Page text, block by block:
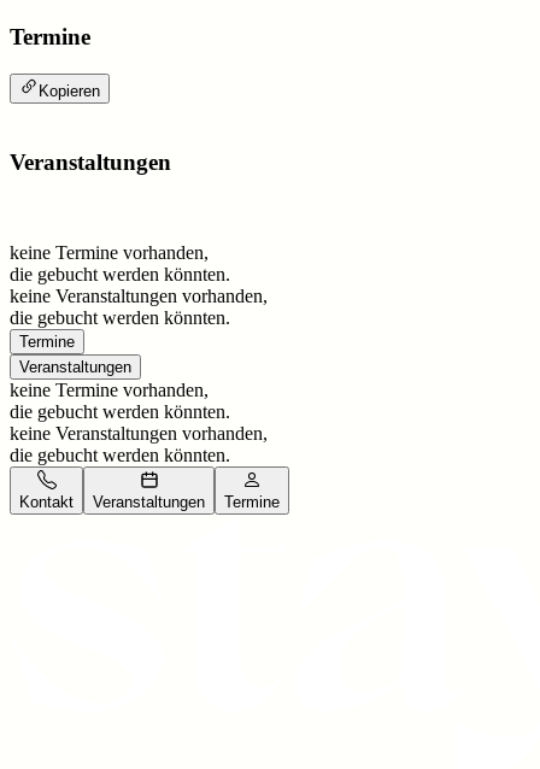
Termine
Kopieren
Veranstaltungen
keine Termine vorhanden,
die gebucht werden könnten.
keine Veranstaltungen vorhanden,
die gebucht werden könnten.
Termine
Veranstaltungen
keine Termine vorhanden,
die gebucht werden könnten.
keine Veranstaltungen vorhanden,
die gebucht werden könnten.
Kontakt Veranstaltungen Termine